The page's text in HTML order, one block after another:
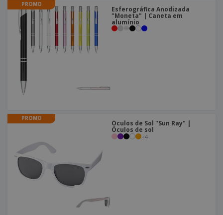
PROMO
Esferográfica Anodizada
"Moneta" | Caneta em
alumínio
PROMO
Óculos de Sol "Sun Ray" |
Óculos de sol
+4